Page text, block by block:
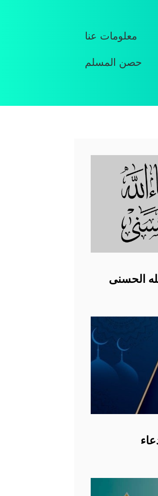
معلومات عنا
حصن المسلم
الحسنى